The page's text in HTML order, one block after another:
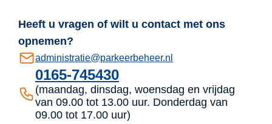
Heeft u vragen of wilt u contact met ons
opnemen?
administratie@parkeerbeheer.nl
0165-745430
(maandag, dinsdag, woensdag en vrijdag
van 09.00 tot 13.00 uur. Donderdag van
09.00 tot 17.00 uur)